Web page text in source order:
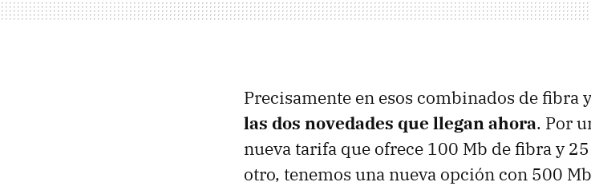
Precisamente en esos combinados de fibra
las dos novedades que llegan ahora. Por
nueva tarifa que ofrece 100 Mb de fibra y
otro, tenemos una nueva opción con 500